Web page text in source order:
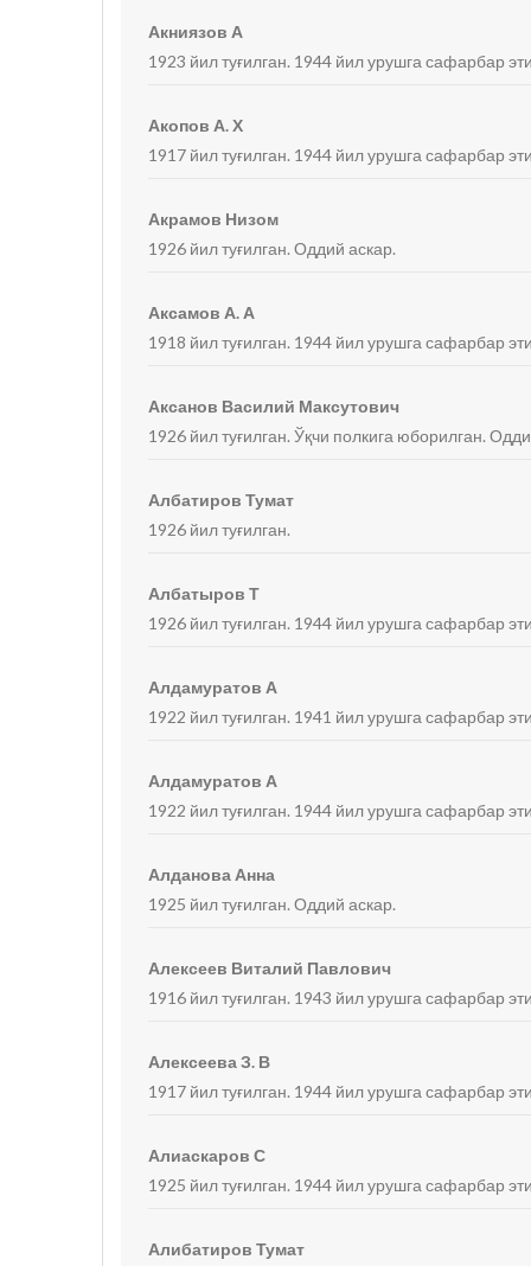
Акниязов А
1923 йил туғилган. 1944 йил урушга сафарбар
Акопов А. Х
1917 йил туғилган. 1944 йил урушга сафарбар
Акрамов Низом
1926 йил туғилган. Оддий аскар.
Аксамов А. А
1918 йил туғилган. 1944 йил урушга сафарбар
Аксанов Василий Максутович
1926 йил туғилган. Ўқчи полкига юборилган.
Албатиров Тумат
1926 йил туғилган.
Албатыров Т
1926 йил туғилган. 1944 йил урушга сафарбар
Алдамуратов А
1922 йил туғилган. 1941 йил урушга сафарбар
Алдамуратов А
1922 йил туғилган. 1944 йил урушга сафарбар
Алданова Анна
1925 йил туғилган. Оддий аскар.
Алексеев Виталий Павлович
1916 йил туғилган. 1943 йил урушга сафарбар
Алексеева З. В
1917 йил туғилган. 1944 йил урушга сафарбар
Алиаскаров С
1925 йил туғилган. 1944 йил урушга сафарбар
Алибатиров Тумат